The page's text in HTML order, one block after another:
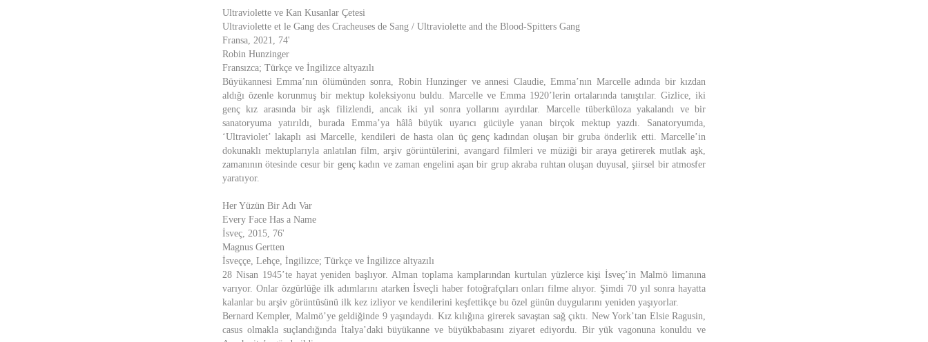
Ultraviolette ve Kan Kusanlar Çetesi
Ultraviolette et le Gang des Cracheuses de Sang / Ultraviolette and the Blood-Spitters Gang
Fransa, 2021, 74'
Robin Hunzinger
Fransızca; Türkçe ve İngilizce altyazılı
Büyükannesi Emma’nın ölümünden sonra, Robin Hunzinger ve annesi Claudie, Emma’nın Marcelle adında bir kızdan
aldığı özenle korunmuş bir mektup koleksiyonu buldu. Marcelle ve Emma 1920’lerin ortalarında tanıştılar. Gizlice, iki
genç kız arasında bir aşk filizlendi, ancak iki yıl sonra yollarını ayırdılar. Marcelle tüberküloza yakalandı ve bir
sanatoryuma yatırıldı, burada Emma’ya hâlâ büyük uyarıcı gücüyle yanan birçok mektup yazdı. Sanatoryumda,
‘Ultraviolet’ lakaplı asi Marcelle, kendileri de hasta olan üç genç kadından oluşan bir gruba önderlik etti. Marcelle’in
dokunaklı mektuplarıyla anlatılan film, arşiv görüntülerini, avangard filmleri ve müziği bir araya getirerek mutlak aşk,
zamanının ötesinde cesur bir genç kadın ve zaman engelini aşan bir grup akraba ruhtan oluşan duyusal, şiirsel bir atmosfer
yaratıyor.
Her Yüzün Bir Adı Var
Every Face Has a Name
İsveç, 2015, 76'
Magnus Gertten
İsveççe, Lehçe, İngilizce; Türkçe ve İngilizce altyazılı
28 Nisan 1945’te hayat yeniden başlıyor. Alman toplama kamplarından kurtulan yüzlerce kişi İsveç’in Malmö limanına
varıyor. Onlar özgürlüğe ilk adımlarını atarken İsveçli haber fotoğrafçıları onları filme alıyor. Şimdi 70 yıl sonra hayatta
kalanlar bu arşiv görüntüsünü ilk kez izliyor ve kendilerini keşfettikçe bu özel günün duygularını yeniden yaşıyorlar.
Bernard Kempler, Malmö’ye geldiğinde 9 yaşındaydı. Kız kılığına girerek savaştan sağ çıktı. New York’tan Elsie Ragusin,
casus olmakla suçlandığında İtalya’daki büyükanne ve büyükbabasını ziyaret ediyordu. Bir yük vagonuna konuldu ve